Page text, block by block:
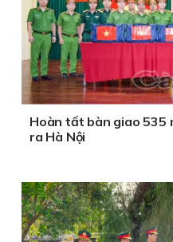
Hoàn tất bàn giao 535
ra Hà Nội